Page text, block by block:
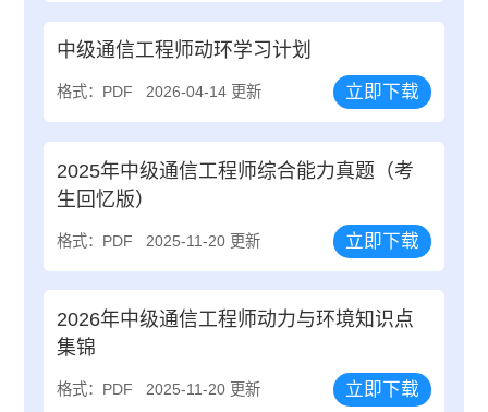
中级通信工程师动环学习计划
格式：PDF 2026-04-14 更新 立即下载
2025年中级通信工程师综合能力真题（考
生回忆版）
格式：PDF 2025-11-20 更新 立即下载
2026年中级通信工程师动力与环境知识点
集锦
格式：PDF 2025-11-20 更新 立即下载